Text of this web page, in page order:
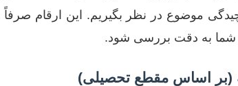
موضوع در نظر بگیریم. این ارقام
شما به دقت بررسی شود.
(بر اساس مقطع تحصیلی)